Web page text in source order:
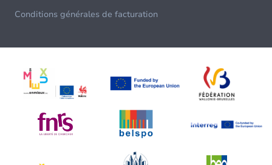
Conditions générales de facturation